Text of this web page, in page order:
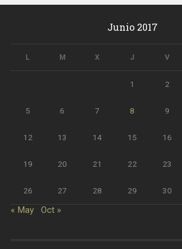
Junio 2017
L M X J V
1 2
5 6 7 8 9
12 13 14 15 16
19 20 21 22 23
26 27 28 29 30
« May Oct »